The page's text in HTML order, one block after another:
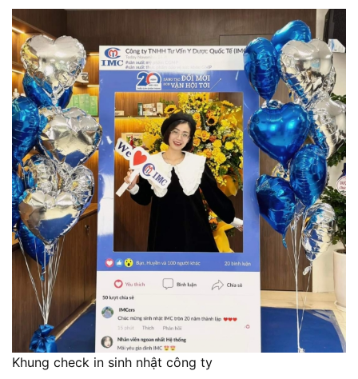
Khung check in sinh nhật công ty